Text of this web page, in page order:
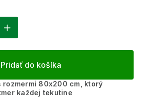
Pridať do košíka
rozmermi 80x200 cm, ktorý
každej tekutine